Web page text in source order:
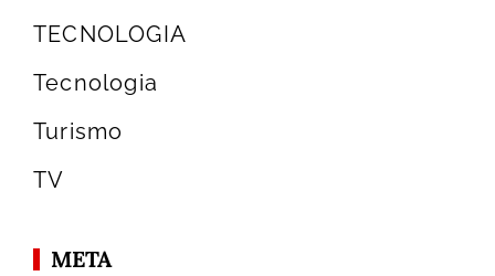
TECNOLOGIA
Tecnologia
Turismo
TV
META